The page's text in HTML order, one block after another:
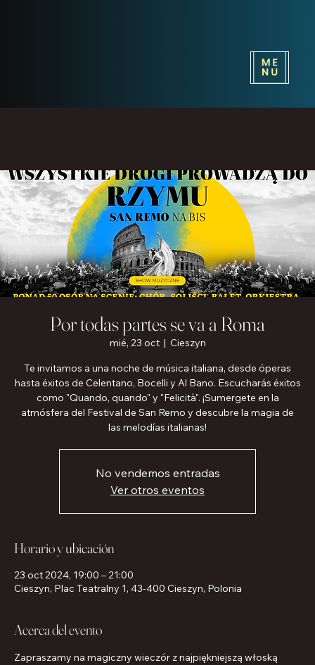
Por todas partes se va a Roma
mié, 23 oct
  |
Cieszyn
Te invitamos a una noche de música italiana, desde óperas
hasta éxitos de Celentano, Bocelli y Al Bano. Escucharás éxitos
como "Quando, quando" y "Felicità". ¡Sumergete en la
atmósfera del Festival de San Remo y descubre la magia de
las melodías italianas!
No vendemos entradas
Ver otros eventos
Horario y ubicación
23 oct 2024, 19:00 – 21:00
Cieszyn, Plac Teatralny 1, 43-400 Cieszyn, Polonia
Acerca del evento
Zapraszamy na magiczny wieczór z najpiękniejszą włoską